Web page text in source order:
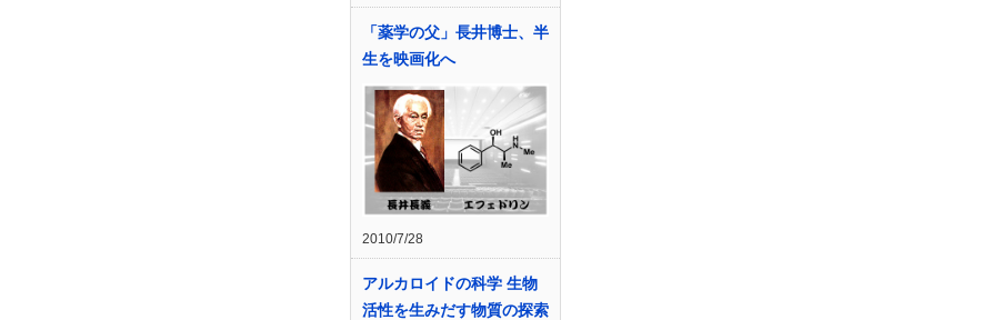
「薬学の父」長井博士、半
生を映画化へ
2010/7/28
アルカロイドの科学 生物
活性を生みだす物質の探索